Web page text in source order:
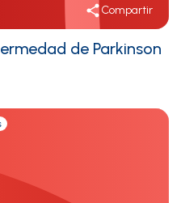
Compartir
de Parkinson